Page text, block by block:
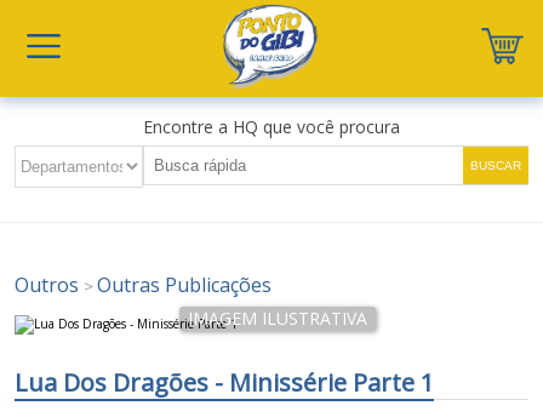
Encontre a HQ que você procura
Outros >Outras Publicações
Lua Dos Dragões - Minissérie Parte 1